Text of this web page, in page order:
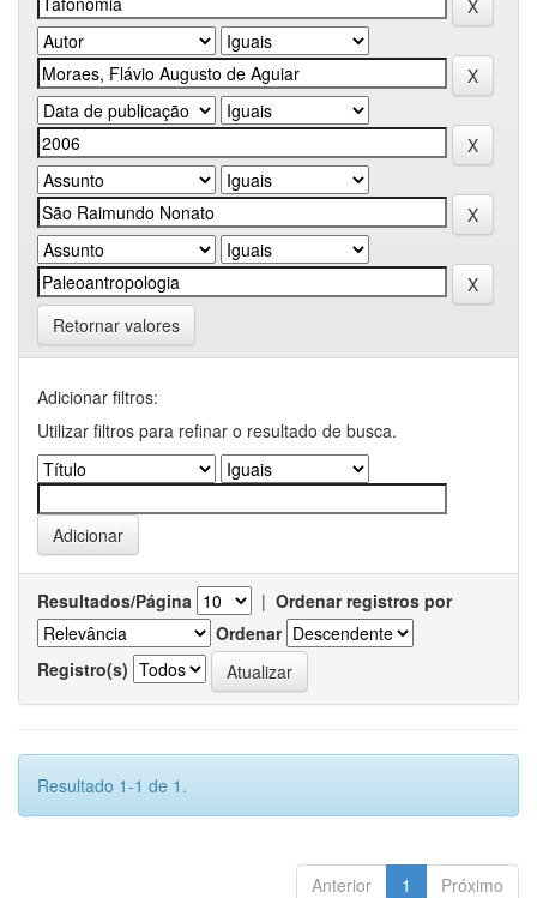
Retornar valores
Adicionar filtros:
Utilizar filtros para refinar o resultado de busca.
Resultados/Página | Ordenar registros por
Ordenar
Registro(s)
Resultado 1-1 de 1.
Anterior 1 Próximo